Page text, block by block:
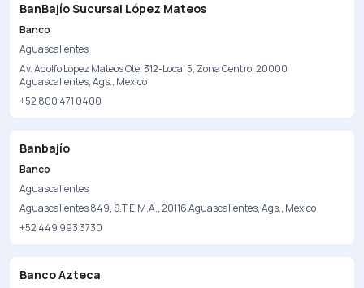
BanBajío Sucursal López Mateos
Banco
Aguascalientes
Av. Adolfo López Mateos Ote. 312-Local 5, Zona Centro, 20000
Aguascalientes, Ags., Mexico
+52 800 471 0400
Banbajío
Banco
Aguascalientes
Aguascalientes 849, S.T.E.M.A., 20116 Aguascalientes, Ags., Mexico
+52 449 993 3730
Banco Azteca